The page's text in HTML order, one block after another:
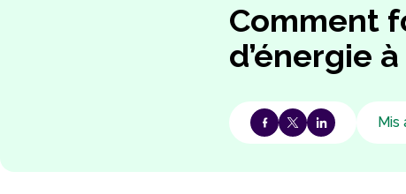
Comment
d’énergie
Mis